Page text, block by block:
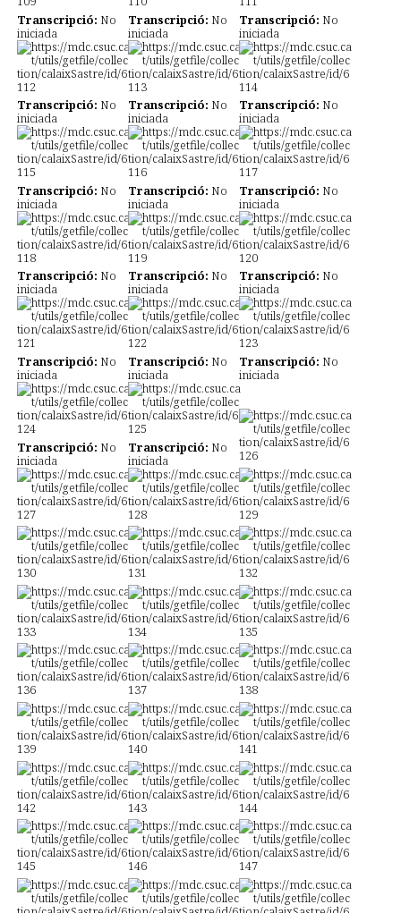
Transcripció: No
iniciada
Transcripció: No
iniciada
Transcripció: No
iniciada
Transcripció: No
iniciada
Transcripció: No
iniciada
Transcripció: No
iniciada
Transcripció: No
iniciada
Transcripció: No
iniciada
Transcripció: No
iniciada
Transcripció: No
iniciada
Transcripció: No
iniciada
Transcripció: No
iniciada
Transcripció: No
iniciada
Transcripció: No
iniciada
Transcripció: No
iniciada
Transcripció: No
iniciada
Transcripció: No
iniciada
Transcripció:No
iniciada
Transcripció:No
iniciada